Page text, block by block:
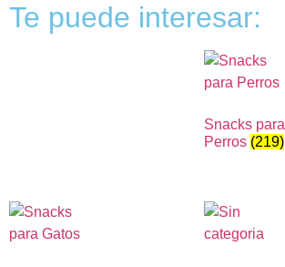
Te puede interesar:
Snacks para
Perros (219)